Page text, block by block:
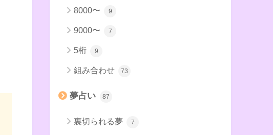
8000〜 9
9000〜 7
5桁 9
組み合わせ 73
夢占い 87
裏切られる夢 7